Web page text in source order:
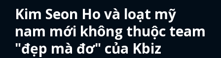
Kim Seon Ho và loạt mỹ
nam mới không thuộc team
"đẹp mà đơ" của Kbiz